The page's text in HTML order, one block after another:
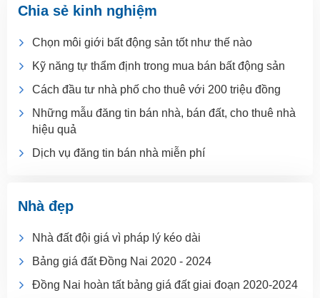
Chia sẻ kinh nghiệm
Chọn môi giới bất động sản tốt như thế nào
Kỹ năng tự thẩm định trong mua bán bất động sản
Cách đầu tư nhà phố cho thuê với 200 triệu đồng
Những mẫu đăng tin bán nhà, bán đất, cho thuê nhà
hiệu quả
Dịch vụ đăng tin bán nhà miễn phí
Nhà đẹp
Nhà đất đội giá vì pháp lý kéo dài
Bảng giá đất Đồng Nai 2020 - 2024
Đồng Nai hoàn tất bảng giá đất giai đoạn 2020-2024